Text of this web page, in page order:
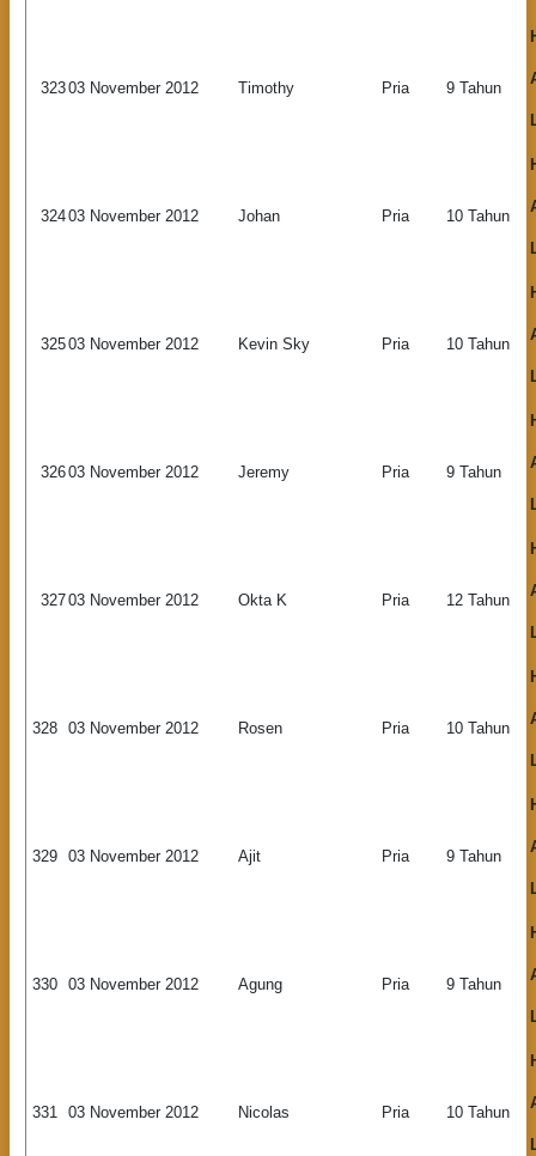
32303 November 2012 Timothy Pria 9 Tahun
32403 November 2012 Johan Pria 10 Tahun
32503 November 2012 Kevin Sky Pria 10 Tahun
32603 November 2012 Jeremy Pria 9 Tahun
32703 November 2012 Okta K Pria 12 Tahun
328 03 November 2012 Rosen Pria 10 Tahun
329 03 November 2012 Ajit Pria 9 Tahun
330 03 November 2012 Agung Pria 9 Tahun
331 03 November 2012 Nicolas Pria 10 Tahun